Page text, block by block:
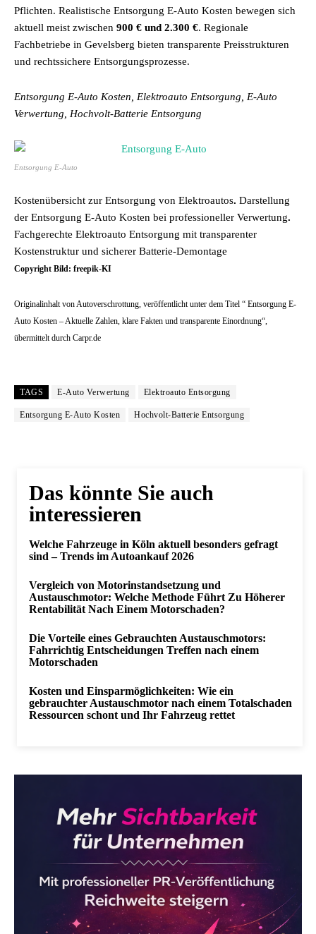
Pflichten. Realistische Entsorgung E-Auto Kosten bewegen sich
aktuell meist zwischen 900 € und 2.300 €. Regionale
Fachbetriebe in Gevelsberg bieten transparente Preisstrukturen
und rechtssichere Entsorgungsprozesse.
Entsorgung E-Auto Kosten, Elektroauto Entsorgung, E-Auto
Verwertung, Hochvolt-Batterie Entsorgung
Entsorgung E-Auto
Kostenübersicht zur Entsorgung von Elektroautos. Darstellung
der Entsorgung E-Auto Kosten bei professioneller Verwertung.
Fachgerechte Elektroauto Entsorgung mit transparenter
Kostenstruktur und sicherer Batterie-Demontage
Copyright Bild: freepik-KI
Originalinhalt von Autoverschrottung, veröffentlicht unter dem Titel “ Entsorgung E-
Auto Kosten – Aktuelle Zahlen, klare Fakten und transparente Einordnung“,
übermittelt durch Carpr.de
TAGS E-Auto Verwertung Elektroauto Entsorgung
Entsorgung E-Auto Kosten Hochvolt-Batterie Entsorgung
Das könnte Sie auch
interessieren
Welche Fahrzeuge in Köln aktuell besonders gefragt
sind – Trends im Autoankauf 2026
Vergleich von Motorinstandsetzung und
Austauschmotor: Welche Methode Führt Zu Höherer
Rentabilität Nach Einem Motorschaden?
Die Vorteile eines Gebrauchten Austauschmotors:
Fahrrichtig Entscheidungen Treffen nach einem
Motorschaden
Kosten und Einsparmöglichkeiten: Wie ein
gebrauchter Austauschmotor nach einem Totalschaden
Ressourcen schont und Ihr Fahrzeug rettet